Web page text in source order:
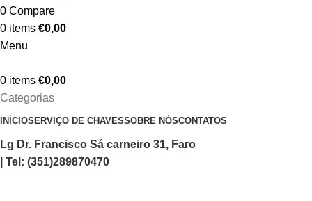
0 Compare
0 items €0,00
Menu
0 items €0,00
Categorias
INÍCIOSERVIÇO DE CHAVESSOBRE NÓSCONTATOS
Lg Dr. Francisco Sá carneiro 31, Faro
| Tel: (351)289870470